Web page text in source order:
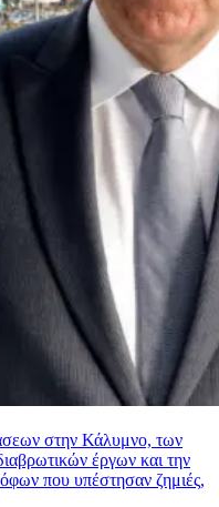
στην Κάλυμνο, των
έργων και την
που υπέστησαν ζημιές,